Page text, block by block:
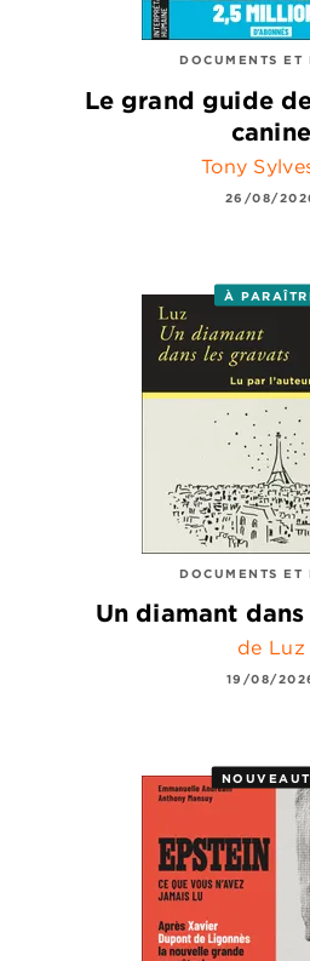
DOCUMENTS ET
Le grand guide
canine
Tony
26/08/
À
DOCUMENTS ET
Un diamant
de Luz
19/08/